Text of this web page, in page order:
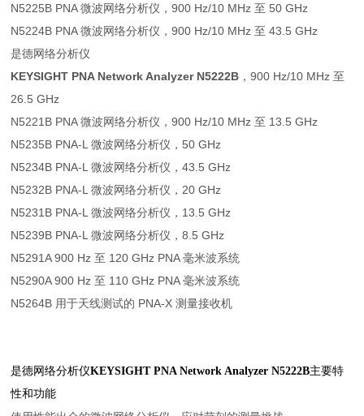
N5225B PNA 微波网络分析仪，900 Hz/10 MHz 至 50 GHz
N5224B PNA 微波网络分析仪，900 Hz/10 MHz 至 43.5 GHz
是德网络分析仪
KEYSIGHT PNA Network Analyzer N5222B ，900 Hz/10 MHz 至
26.5 GHz
N5221B PNA 微波网络分析仪，900 Hz/10 MHz 至 13.5 GHz
N5235B PNA-L 微波网络分析仪，50 GHz
N5234B PNA-L 微波网络分析仪，43.5 GHz
N5232B PNA-L 微波网络分析仪，20 GHz
N5231B PNA-L 微波网络分析仪，13.5 GHz
N5239B PNA-L 微波网络分析仪，8.5 GHz
N5291A 900 Hz 至 120 GHz PNA 毫米波系统
N5290A 900 Hz 至 110 GHz PNA 毫米波系统
N5264B 用于天线测试的 PNA-X 测量接收机
是德网络分析仪KEYSIGHT PNA Network Analyzer N5222B主要特
性和功能